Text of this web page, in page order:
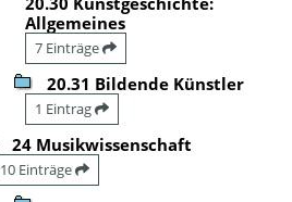
Allgemeines
7 Einträge
20.31 Bildende Künstler
1 Eintrag
24 Musikwissenschaft
10 Einträge